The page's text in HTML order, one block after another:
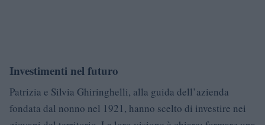
Investimenti nel futuro
Patrizia e Silvia Ghiringhelli, alla guida dell’azienda
fondata dal nonno nel 1921, hanno scelto di investire nei